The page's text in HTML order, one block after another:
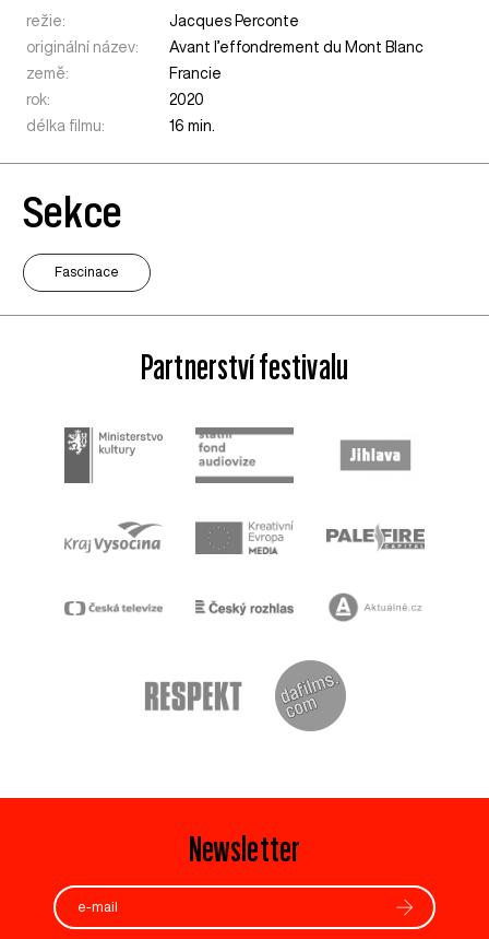
režie:
Jacques Perconte
originální název:
Avant l’effondrement du Mont Blanc
země:
Francie
rok:
2020
délka filmu:
16 min.
Sekce
Fascinace
Partnerství festivalu
Newsletter